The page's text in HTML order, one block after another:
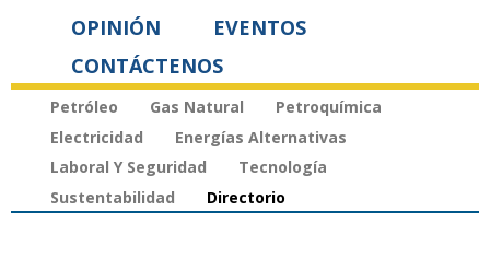
OPINIÓN
EVENTOS
CONTÁCTENOS
Petróleo Gas Natural
Petroquímica
Electricidad
Energías Alternativas
Laboral Y Seguridad
Tecnología
Sustentabilidad
Directorio